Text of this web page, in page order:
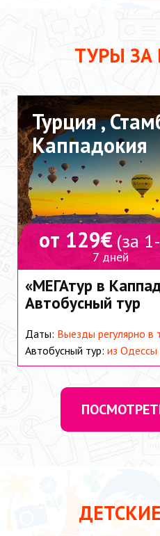
ТУРЫ ЗА
Турция ,
Каппадокия
от 129€ (за
7 дней
«МЕГАтур в
Автобусный тур
Даты: Выезды регулярно в
Автобусный тур: из Одессы